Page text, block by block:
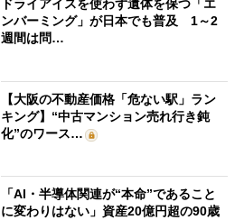
ドライアイスを使わず遺体を保つ「エ
ンバーミング」が日本でも普及 1～2
週間は問…
【大阪の不動産価格「危ない駅」ラン
キング】“中古マンション売れ行き鈍
化”のワース…
「AI・半導体関連が“本命”であること
に変わりはない」資産20億円超の90歳